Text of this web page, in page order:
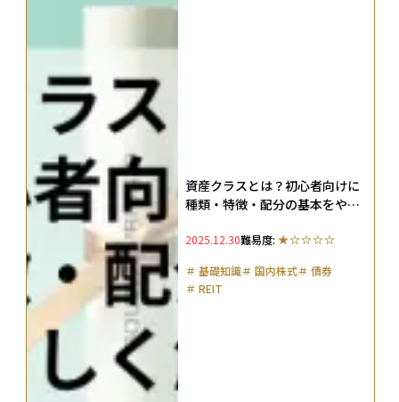
資産クラスとは？初心者向けに
種類・特徴・配分の基本をやさ
2025.12.30難易度:
＃ 基礎知識＃ 国内株式＃ 債券
＃ REIT